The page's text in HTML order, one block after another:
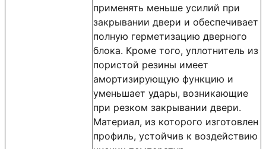
применять меньше усилий при
закрывании двери и обеспечивает
полную герметизацию дверного
блока. Кроме того, уплотнитель из
пористой резины имеет
амортизирующую функцию и
уменьшает удары, возникающие
при резком закрывании двери.
Материал, из которого изготовлен
профиль, устойчив к воздействию